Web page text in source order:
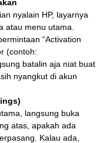
nyalain HP, layarnya
atau menu utama.
“Activation
(contoh:
batalin aja niat buat
nyangkut di akun
langsung buka
atas, apakah ada
Kalau ada,